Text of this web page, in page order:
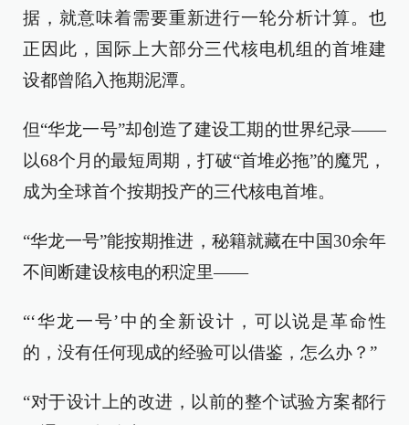
据，就意味着需要重新进行一轮分析计算。也
正因此，国际上大部分三代核电机组的首堆建
设都曾陷入拖期泥潭。
但“华龙一号”却创造了建设工期的世界纪录——
以68个月的最短周期，打破“首堆必拖”的魔咒，
成为全球首个按期投产的三代核电首堆。
“华龙一号”能按期推进，秘籍就藏在中国30余年
不间断建设核电的积淀里——
“‘华龙一号’中的全新设计，可以说是革命性
的，没有任何现成的经验可以借鉴，怎么办？”
“对于设计上的改进，以前的整个试验方案都行